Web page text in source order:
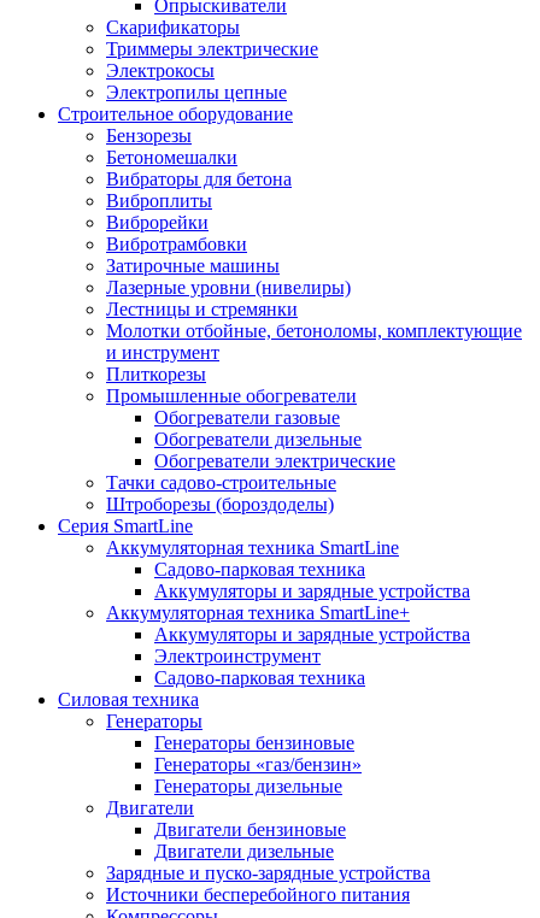
Опрыскиватели
Скарификаторы
Триммеры электрические
Электрокосы
Электропилы цепные
Строительное оборудование
Бензорезы
Бетономешалки
Вибраторы для бетона
Виброплиты
Виброрейки
Вибротрамбовки
Затирочные машины
Лазерные уровни (нивелиры)
Лестницы и стремянки
Молотки отбойные, бетоноломы, комплектующие
и инструмент
Плиткорезы
Промышленные обогреватели
Обогреватели газовые
Обогреватели дизельные
Обогреватели электрические
Тачки садово-строительные
Штроборезы (бороздоделы)
Серия SmartLine
Аккумуляторная техника SmartLine
Садово-парковая техника
Аккумуляторы и зарядные устройства
Аккумуляторная техника SmartLine+
Аккумуляторы и зарядные устройства
Электроинструмент
Садово-парковая техника
Силовая техника
Генераторы
Генераторы бензиновые
Генераторы «газ/бензин»
Генераторы дизельные
Двигатели
Двигатели бензиновые
Двигатели дизельные
Зарядные и пуско-зарядные устройства
Источники бесперебойного питания